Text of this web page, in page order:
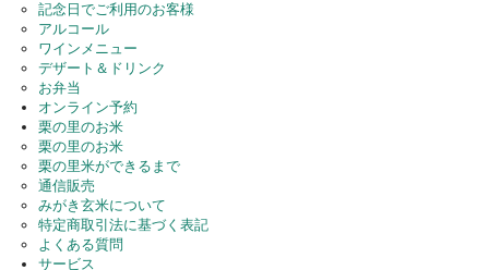
記念日でご利用のお客様
アルコール
ワインメニュー
デザート＆ドリンク
お弁当
オンライン予約
栗の里のお米
栗の里のお米
栗の里米ができるまで
通信販売
みがき玄米について
特定商取引法に基づく表記
よくある質問
サービス